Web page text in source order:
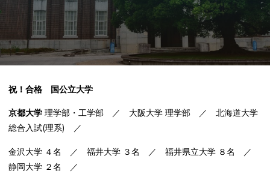
祝！合格 国公立大学
京都大学 理学部・工学部 ／ 大阪大学 理学部 ／北海道大学
総合入試(理系) ／
金沢大学 ４名 ／福井大学 ３名 ／福井県立大学 ８名 ／
静岡大学 ２名 ／